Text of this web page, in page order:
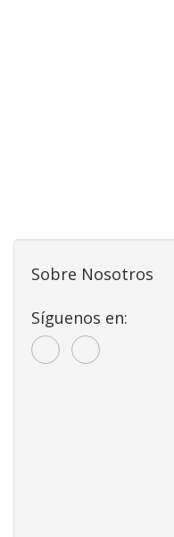
Sobre Nosotros
Síguenos en: